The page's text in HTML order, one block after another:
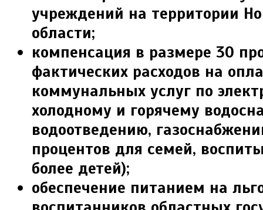
учреж­дений на территории
области;
компенсация в размере 30
факти­ческих расходов на
коммунальных услуг по
холодному и горячему
водоотведению,
процентов для семей,
более детей);
обеспечение питанием на